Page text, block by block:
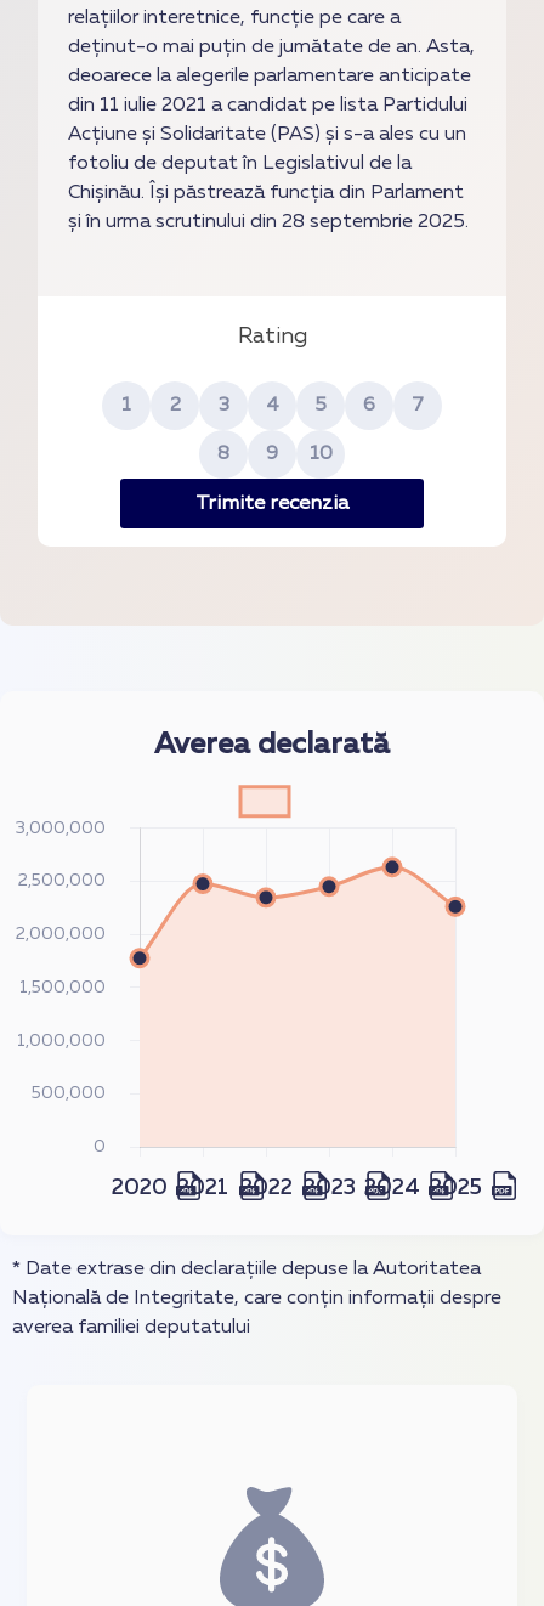
relațiilor interetnice, funcție pe care a
deținut-o mai puțin de jumătate de an. Asta,
deoarece la alegerile parlamentare anticipate
din 11 iulie 2021 a candidat pe lista Partidului
Acțiune și Solidaritate (PAS) și s-a ales cu un
fotoliu de deputat în Legislativul de la
Chișinău. Își păstrează funcția din Parlament
și în urma scrutinului din 28 septembrie 2025.
Rating
1 2 3 4 5 6 7
8 9 10
Trimite recenzia
* Date extrase din declarațiile depuse la Autoritatea
Națională de Integritate, care conțin informații despre
averea familiei deputatului